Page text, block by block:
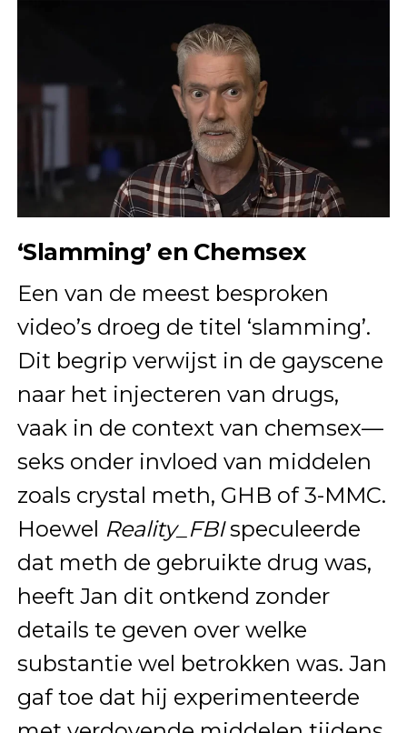
‘Slamming’ en Chemsex
Een van de meest besproken
video’s droeg de titel ‘slamming’.
Dit begrip verwijst in de gayscene
naar het injecteren van drugs,
vaak in de context van chemsex—
seks onder invloed van middelen
zoals crystal meth, GHB of 3-MMC.
Hoewel Reality_FBIspeculeerde
dat meth de gebruikte drug was,
heeft Jan dit ontkend zonder
details te geven over welke
substantie wel betrokken was. Jan
gaf toe dat hij experimenteerde